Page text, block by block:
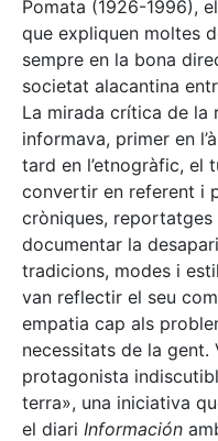
Pomata (1926-1996),
que expliquen moltes
sempre en la bona
societat alacantina
La mirada crítica de la
informava, primer en
tard en l’etnogràfic, el
convertir en referent i
cròniques,
documentar la
tradicions, modes i
van reflectir el seu
empatia cap als
necessitats de la gent.
protagonista
terra», una iniciativa
el diari Información